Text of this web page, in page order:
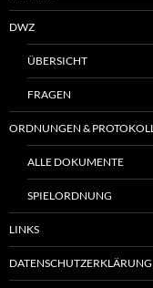
DWZ
ÜBERSICHT
FRAGEN
ORDNUNGEN &
ALLE DOKUMENTE
SPIELORDNUNG
LINKS
DATENSCHUTZERKLÄRUNG